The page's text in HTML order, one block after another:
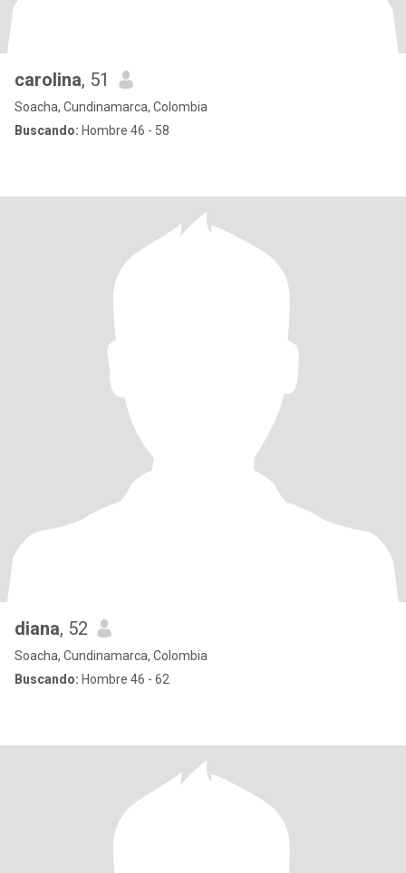
carolina, 51
Soacha, Cundinamarca, Colombia
Buscando: Hombre 46 - 58
diana, 52
Soacha, Cundinamarca, Colombia
Buscando: Hombre 46 - 62